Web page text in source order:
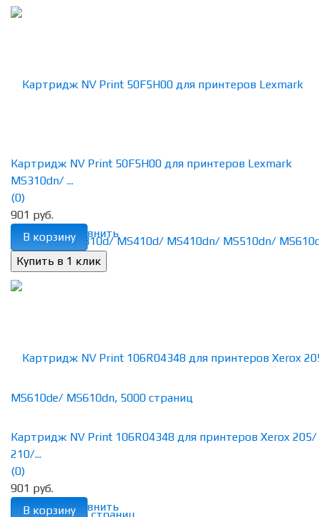
избранное сравнить
Картридж NV Print 50F5H00 для принтеров Lexmark
MS310dn/ ...
(0)
901 руб.
В корзину
избранное сравнить
Картридж NV Print 106R04348 для принтеров Xerox 205/
210/...
(0)
901 руб.
В корзину